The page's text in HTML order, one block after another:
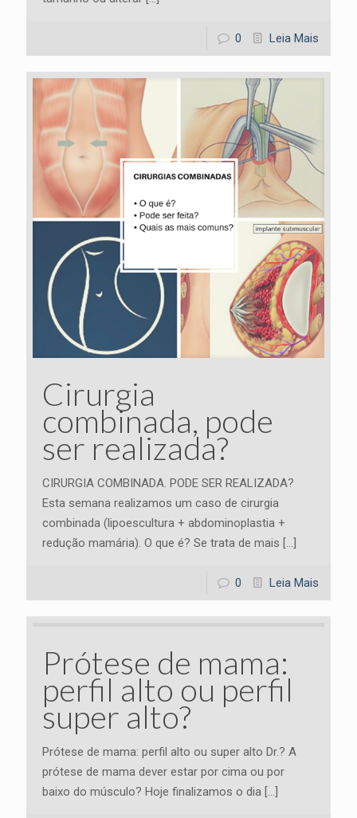
0 Leia Mais
Cirurgia
combinada, pode
ser realizada?
CIRURGIA COMBINADA. PODE SER REALIZADA?
Esta semana realizamos um caso de cirurgia
combinada (lipoescultura + abdominoplastia +
redução mamária). O que é? Se trata de mais […]
0 Leia Mais
Prótese de mama:
perfil alto ou perfil
super alto?
Prótese de mama: perfil alto ou super alto Dr.? A
prótese de mama dever estar por cima ou por
baixo do músculo? Hoje finalizamos o dia […]